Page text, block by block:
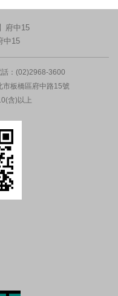
府中15
中15
話：(02)2968-3600
板橋區府中路15號
含)以上